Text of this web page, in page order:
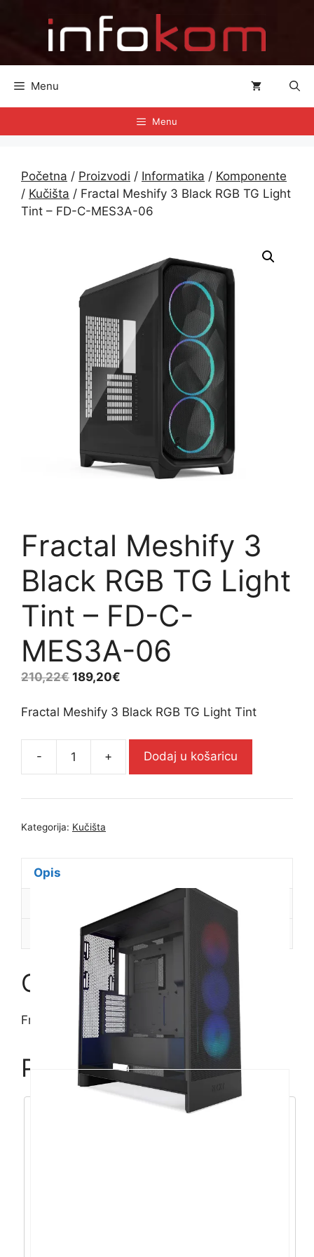
Menu
Menu
Početna / Proizvodi / Informatika / Komponente
/ Kučišta / Fractal Meshify 3 Black RGB TG Light
Tint – FD-C-MES3A-06
Fractal Meshify 3
Black RGB TG Light
Tint – FD-C-
MES3A-06
210,22€ 189,20€
Fractal Meshify 3 Black RGB TG Light Tint
-
Fractal
3
-
C-
MES3A-
količina
+ Dodaj u košaricu
Kategorija: Kučišta
Opis
Dodatne informacije
Recenzije (0)
Opis
Fractal Meshify 3 Black RGB TG Light Tint
Povezani proizvodi